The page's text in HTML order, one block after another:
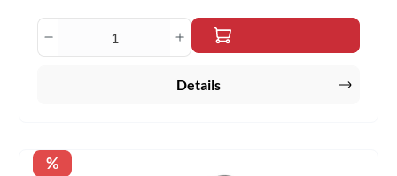
Produkt Anzahl: Gib den gewünschten
Details
Rabatt
%